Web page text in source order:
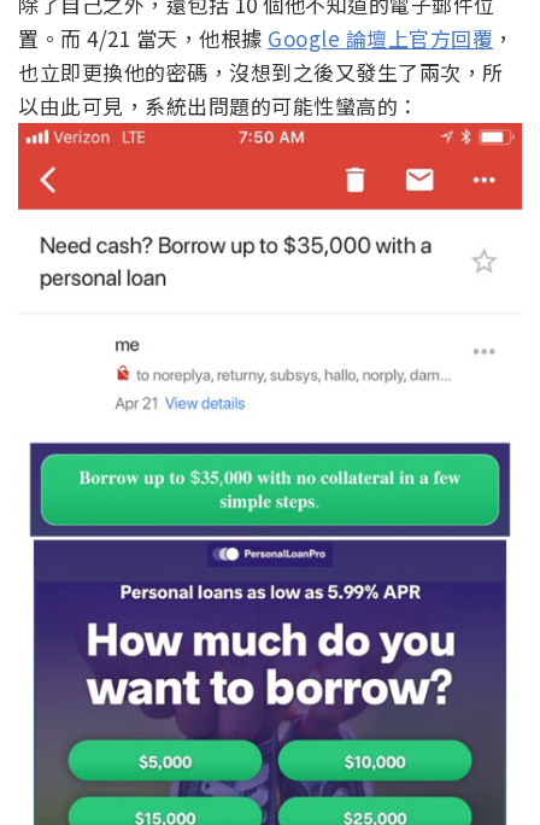
置。而 4/21 當天，他根據 Google 論壇上官方回覆 ，
也立即更換他的密碼，沒想到之後又發生了兩次，所
以由此可見，系統出問題的可能性蠻高的：